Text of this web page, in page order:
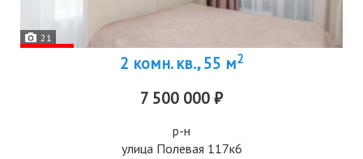
21
2 комн. кв., 55 м2
7 500 000 ₽
р-н
улица Полевая 117к6